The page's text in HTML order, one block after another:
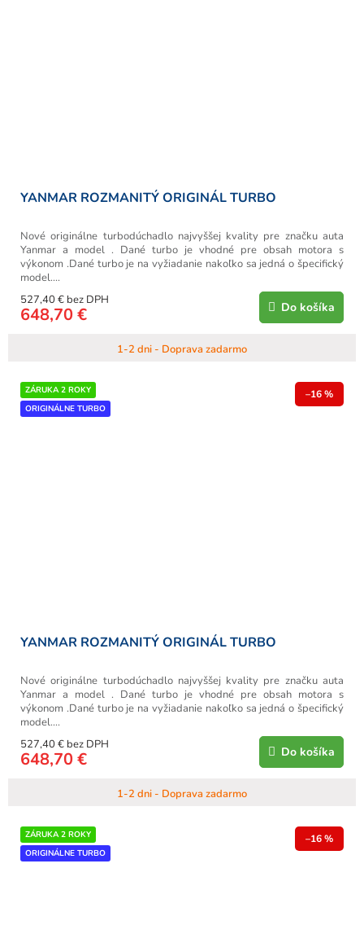
YANMAR ROZMANITÝ ORIGINÁL TURBO
1-2 dni - Doprava zadarmo
527,40 € bez DPH
648,70 € Do košíka
Nové originálne turbodúchadlo najvyššej kvality pre značku auta
Yanmar a model . Dané turbo je vhodné pre obsah motora s
výkonom .Dané turbo je na vyžiadanie nakoľko sa jedná o špecifický
model....
ZÁRUKA 2 ROKY
ORIGINÁLNE TURBO
–16 %
YANMAR ROZMANITÝ ORIGINÁL TURBO
1-2 dni - Doprava zadarmo
527,40 € bez DPH
648,70 € Do košíka
Nové originálne turbodúchadlo najvyššej kvality pre značku auta
Yanmar a model . Dané turbo je vhodné pre obsah motora s
výkonom .Dané turbo je na vyžiadanie nakoľko sa jedná o špecifický
model....
ZÁRUKA 2 ROKY
ORIGINÁLNE TURBO
–16 %